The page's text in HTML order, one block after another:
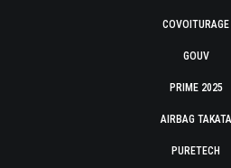
COVOITURAGE
GOUV
PRIME 2025
AIRBAG TAKATA
PURETECH